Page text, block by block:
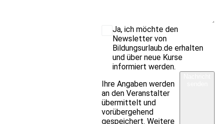
Ja, ich möchte den
Newsletter von
Bildungsurlaub.de erhalten
und über neue Kurse
informiert werden.
Ihre Angaben werden
an den Veranstalter
übermittelt und
vorübergehend
gespeichert. Weitere